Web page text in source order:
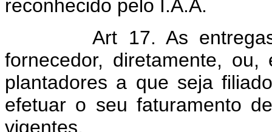
reconhecido pelo I.A.A.
Art 17. As
fornecedor, diretamente,
plantadores a que seja
efetuar o seu faturamento
vigentes.